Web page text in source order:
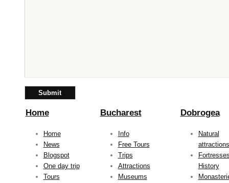
Home Bucharest Dobrogea
Home
News
Blogspot
One day trip
Tours
Info
Free Tours
Trips
Attractions
Museums
Natural
attractions
History